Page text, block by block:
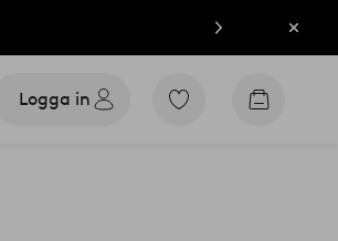
Stäng
Logga in
Gå
Gå